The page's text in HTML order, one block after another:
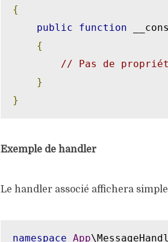
{
public
function
{
// Pas de
}
}
Exemple de handler
Le handler associé affichera
namespace App